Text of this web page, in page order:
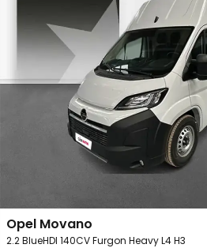
Opel Movano
2.2 BlueHDI 140CV Furgon Heavy L4 H3